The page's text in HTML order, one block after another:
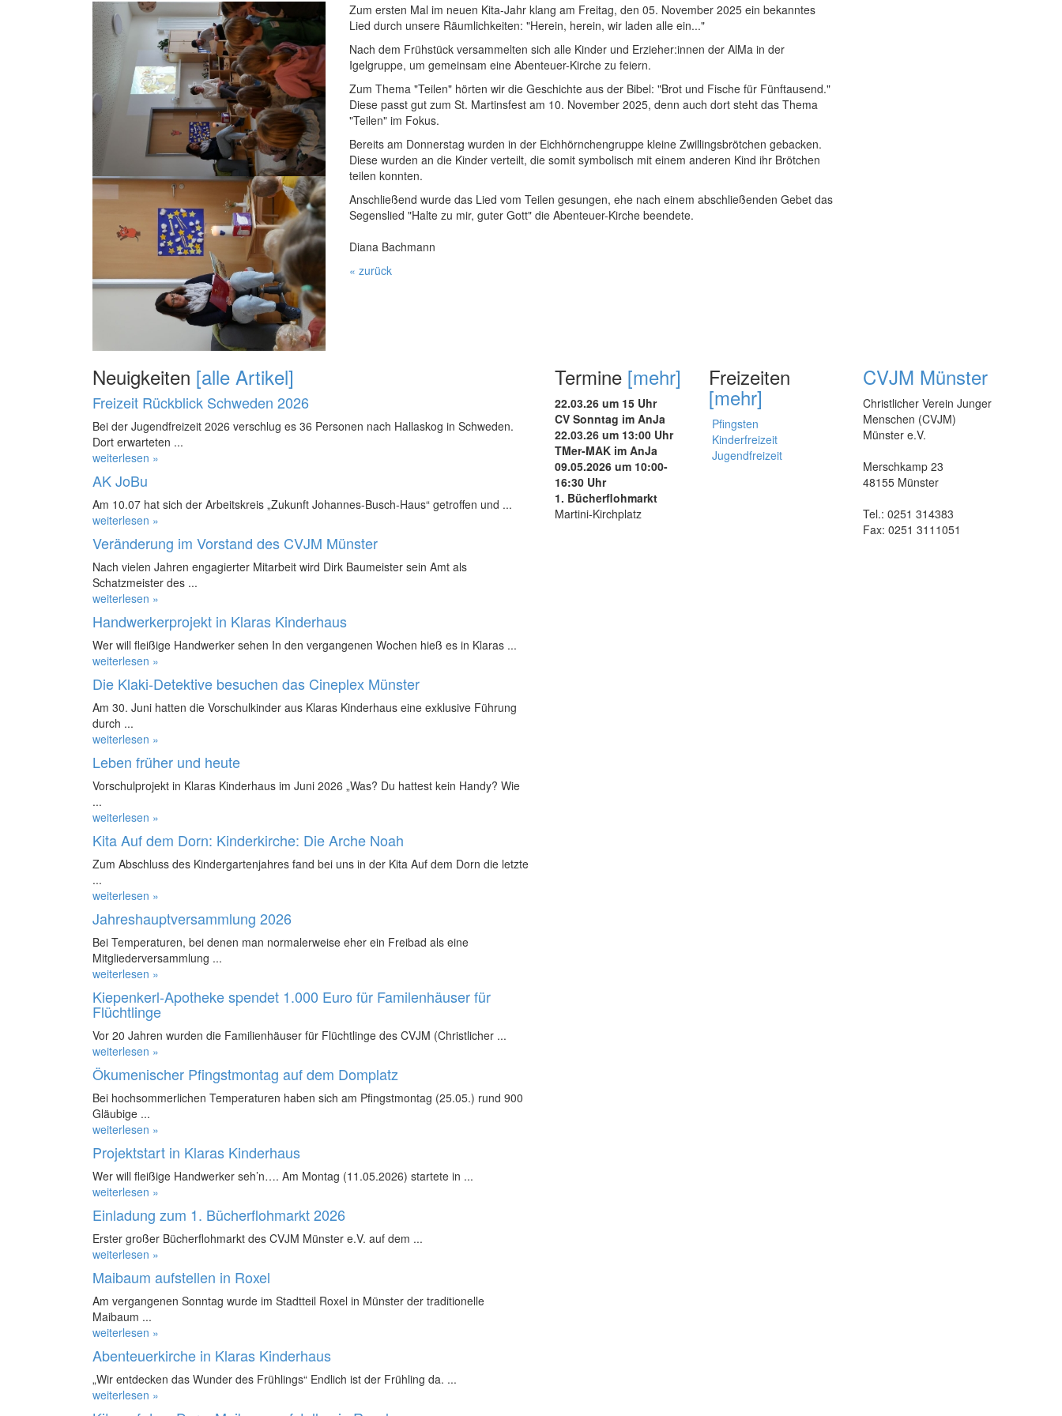
Zum ersten Mal im neuen Kita-Jahr klang am Freitag, den 05. November 2025 ein bekanntes
Lied durch unsere Räumlichkeiten: "Herein, herein, wir laden alle ein..."
Nach dem Frühstück versammelten sich alle Kinder und Erzieher:innen der AlMa in der
Igelgruppe, um gemeinsam eine Abenteuer-Kirche zu feiern.
Zum Thema "Teilen" hörten wir die Geschichte aus der Bibel: "Brot und Fische für Fünftausend."
Diese passt gut zum St. Martinsfest am 10. November 2025, denn auch dort steht das Thema
"Teilen" im Fokus.
Bereits am Donnerstag wurden in der Eichhörnchengruppe kleine Zwillingsbrötchen gebacken.
Diese wurden an die Kinder verteilt, die somit symbolisch mit einem anderen Kind ihr Brötchen
teilen konnten.
Anschließend wurde das Lied vom Teilen gesungen, ehe nach einem abschließenden Gebet das
Segenslied "Halte zu mir, guter Gott" die Abenteuer-Kirche beendete.
Diana Bachmann
« zurück
Neuigkeiten [alle Artikel]
Freizeit Rückblick Schweden 2026
Bei der Jugendfreizeit 2026 verschlug es 36 Personen nach Hallaskog in Schweden.
Dort erwarteten ...
weiterlesen »
AK JoBu
Am 10.07 hat sich der Arbeitskreis „Zukunft Johannes-Busch-Haus“ getroffen und ...
weiterlesen »
Veränderung im Vorstand des CVJM Münster
Nach vielen Jahren engagierter Mitarbeit wird Dirk Baumeister sein Amt als
Schatzmeister des ...
weiterlesen »
Handwerkerprojekt in Klaras Kinderhaus
Wer will fleißige Handwerker sehen In den vergangenen Wochen hieß es in Klaras ...
weiterlesen »
Die Klaki-Detektive besuchen das Cineplex Münster
Am 30. Juni hatten die Vorschulkinder aus Klaras Kinderhaus eine exklusive Führung
durch ...
weiterlesen »
Leben früher und heute
Vorschulprojekt in Klaras Kinderhaus im Juni 2026 „Was? Du hattest kein Handy? Wie
...
weiterlesen »
Kita Auf dem Dorn: Kinderkirche: Die Arche Noah
Zum Abschluss des Kindergartenjahres fand bei uns in der Kita Auf dem Dorn die letzte
...
weiterlesen »
Jahreshauptversammlung 2026
Bei Temperaturen, bei denen man normalerweise eher ein Freibad als eine
Mitgliederversammlung ...
weiterlesen »
Kiepenkerl-Apotheke spendet 1.000 Euro für Familenhäuser für
Flüchtlinge
Vor 20 Jahren wurden die Familienhäuser für Flüchtlinge des CVJM (Christlicher ...
weiterlesen »
Ökumenischer Pfingstmontag auf dem Domplatz
Bei hochsommerlichen Temperaturen haben sich am Pfingstmontag (25.05.) rund 900
Gläubige ...
weiterlesen »
Projektstart in Klaras Kinderhaus
Wer will fleißige Handwerker seh’n…. Am Montag (11.05.2026) startete in ...
weiterlesen »
Einladung zum 1. Bücherflohmarkt 2026
Erster großer Bücherflohmarkt des CVJM Münster e.V. auf dem ...
weiterlesen »
Maibaum aufstellen in Roxel
Am vergangenen Sonntag wurde im Stadtteil Roxel in Münster der traditionelle
Maibaum ...
weiterlesen »
Abenteuerkirche in Klaras Kinderhaus
„Wir entdecken das Wunder des Frühlings“ Endlich ist der Frühling da. ...
weiterlesen »
Termine [mehr]
22.03.26 um 15 Uhr
CV Sonntag im AnJa
22.03.26 um 13:00 Uhr
TMer-MAK im AnJa
09.05.2026 um 10:00-
16:30 Uhr
1. Bücherflohmarkt
Martini-Kirchplatz
Freizeiten
[mehr]
Pfingsten
Kinderfreizeit
Jugendfreizeit
CVJM Münster
Christlicher Verein Junger
Menschen (CVJM)
Münster e.V.
Merschkamp 23
48155 Münster
Tel.: 0251 314383
Fax: 0251 3111051